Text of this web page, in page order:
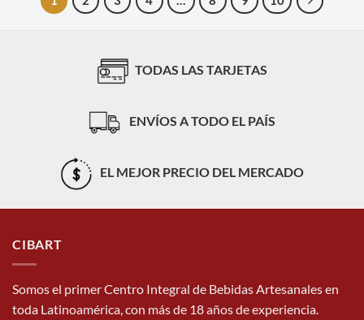
TODAS LAS TARJETAS
ENVÍOS A TODO EL PAÍS
EL MEJOR PRECIO DEL MERCADO
CIBART
Somos el primer Centro Integral de Bebidas Artesanales en
toda Latinoamérica, con más de 18 años de experiencia.